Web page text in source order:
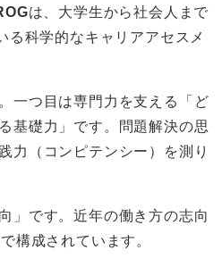
は、大学生から社会人まで
る科学的なキャリアアセスメ
一つ目は専門力を支える「ど
基礎力」です。問題解決の思
力（コンピテンシー）を測り
」です。近年の働き方の志向
構成されています。